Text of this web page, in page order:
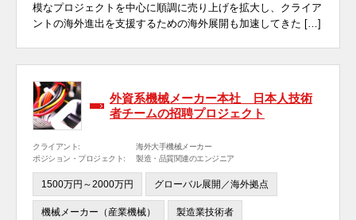
模なプロジェクトを中心に順調に売り上げを拡大し、クライア
ントの海外進出を支援するための海外展開も加速してきた […]
外資系機械メーカー本社 日本人技術
者チームの招聘プロジェクト
クライアント:
海外大手機械メーカー
ポジション・プロジェクト:
製造・品質関連のエンジニア
1500万円～2000万円 グローバル展開／海外拠点
機械メーカー（産業機械） 製造業技術者